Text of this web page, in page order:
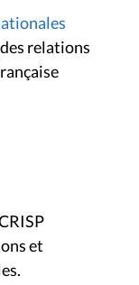
relations
et